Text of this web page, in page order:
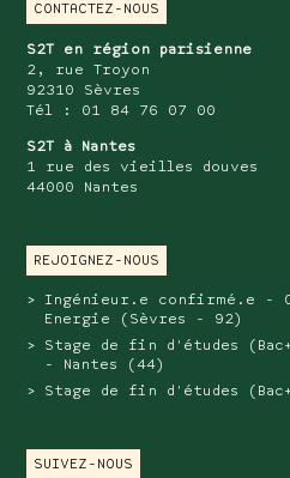
CONTACTEZ-NOUS
S2T en région parisienne
2, rue Troyon
92310 Sèvres
Tél : 01 84 76 07 00
S2T à Nantes
1 rue des vieilles douves
44000 Nantes
REJOIGNEZ-NOUS
Ingénieur.e confirmé.e -
Energie (Sèvres - 92)
Stage de fin d'études
- Nantes (44)
Stage de fin d'études
SUIVEZ-NOUS